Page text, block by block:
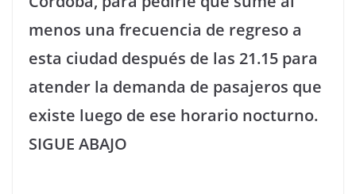
menos una frecuencia de regreso a
esta ciudad después de las 21.15 para
atender la demanda de pasajeros que
existe luego de ese horario nocturno.
SIGUE ABAJO